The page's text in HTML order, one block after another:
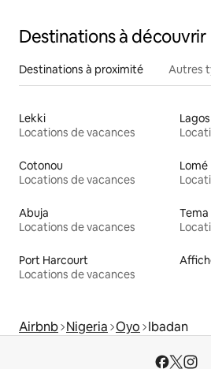
Destinations à découvrir
Destinations à proximité Autres
Lekki
Locations de vacances
Lagos
Cotonou
Locations de vacances
Lomé
Abuja
Locations de vacances
Tema
Port Harcourt
Locations de vacances
Airbnb Nigeria Oyo Ibadan